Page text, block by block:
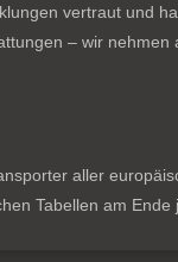
vertraut und
– wir nehmen
aller
Tabellen am